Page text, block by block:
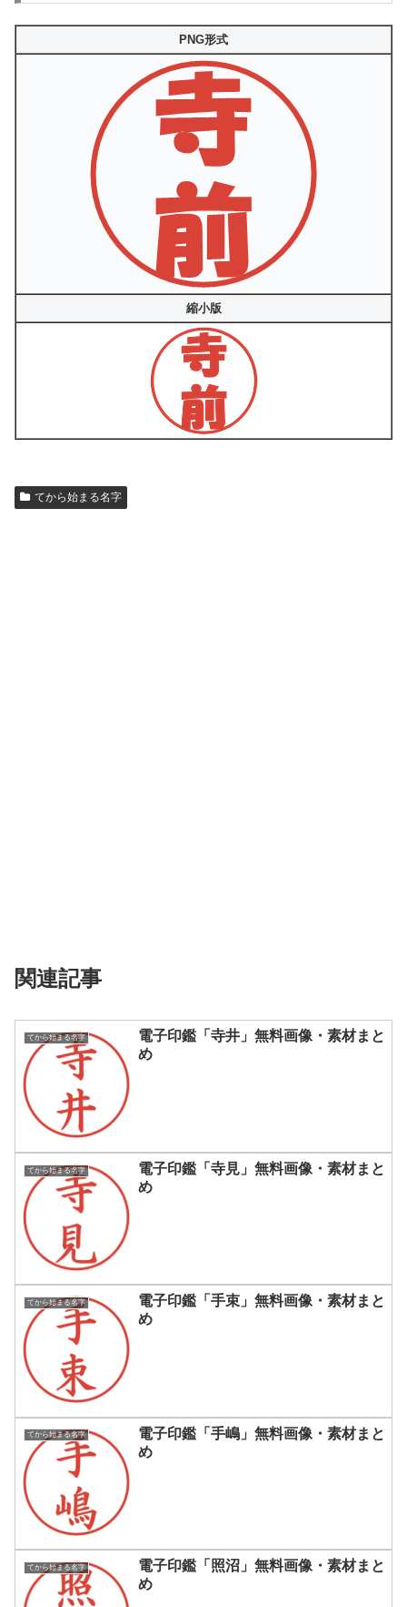
PNG形式
縮小版
てから始まる名字
関連記事
てから始まる名字
電子印鑑「寺井」無料画像・素材まと
め
てから始まる名字
電子印鑑「寺見」無料画像・素材まと
め
てから始まる名字
電子印鑑「手束」無料画像・素材まと
め
てから始まる名字
電子印鑑「手嶋」無料画像・素材まと
め
てから始まる名字
電子印鑑「照沼」無料画像・素材まと
め